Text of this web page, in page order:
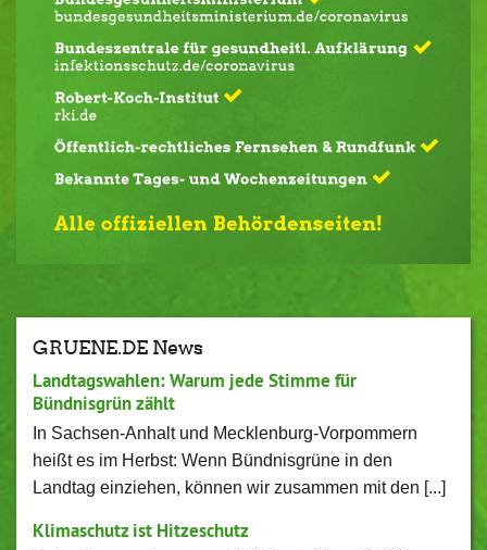
GRUENE.DE News
Landtagswahlen: Warum jede Stimme für
Bündnisgrün zählt
In Sachsen-Anhalt und Mecklenburg-Vorpommern
heißt es im Herbst: Wenn Bündnisgrüne in den
Landtag einziehen, können wir zusammen mit den [...]
Klimaschutz ist Hitzeschutz